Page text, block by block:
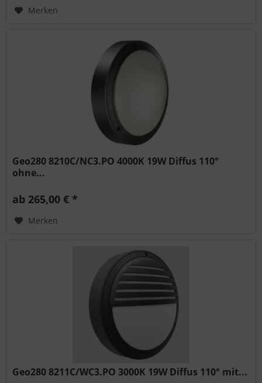
Merken
Geo280 8210C/NC3.PO 4000K 19W Diffus 110°
ohne...
ab 265,00 € *
Merken
Geo280 8211C/WC3.PO 3000K 19W Diffus 110° mit...